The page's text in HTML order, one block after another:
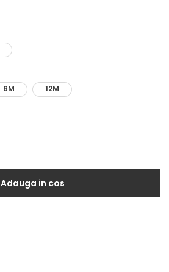
6M 12M
Adauga in cos